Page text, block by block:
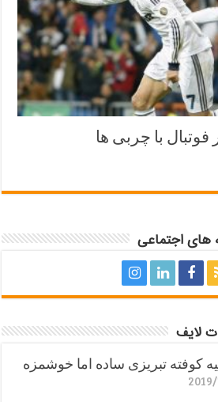
با چربی ها
های اجتماعی
لایف
کوفته تبریزی ساده اما خوشمزه